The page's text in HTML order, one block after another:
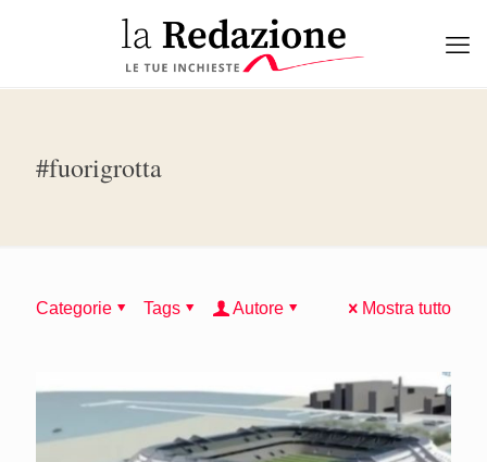
#fuorigrotta
Categorie Tags Autore Mostra tutto